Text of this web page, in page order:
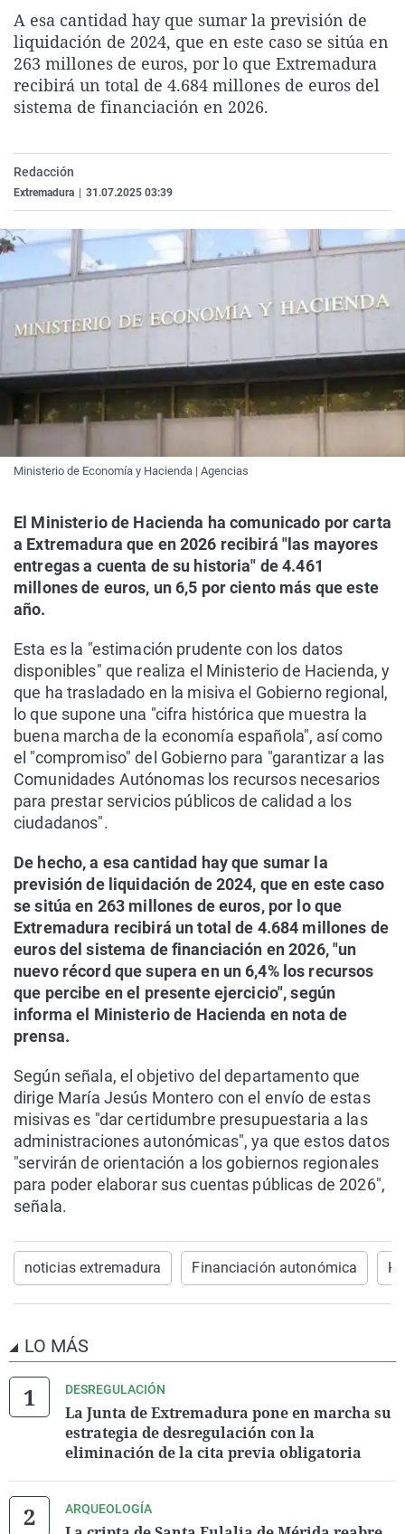
La rosa de los vientos
Gente viajera
Como el perro y el
Caso
Retornados
Equipo de
Operación Viuda
Extremadura
Galicia
La Rioja
Navarra
Virales
Televisión
Elecciones
A esa cantidad hay que sumar la previsión de
liquidación de 2024, que en este caso se sitúa en
263 millones de euros, por lo que Extremadura
recibirá un total de 4.684 millones de euros del
sistema de financiación en 2026.
Redacción
Extremadura 31.07.2025 03:39
Ministerio de Economía y Hacienda | Agencias
El Ministerio de Hacienda ha comunicado por carta
a Extremadura que en 2026 recibirá "las mayores
entregas a cuenta de su historia" de 4.461
millones de euros, un 6,5 por ciento más que este
año.
Esta es la "estimación prudente con los datos
disponibles" que realiza el Ministerio de Hacienda, y
que ha trasladado en la misiva el Gobierno regional,
lo que supone una "cifra histórica que muestra la
buena marcha de la economía española", así como
el "compromiso" del Gobierno para "garantizar a las
Comunidades Autónomas los recursos necesarios
para prestar servicios públicos de calidad a los
ciudadanos".
De hecho, a esa cantidad hay que sumar la
previsión de liquidación de 2024, que en este caso
se sitúa en 263 millones de euros, por lo que
Extremadura recibirá un total de 4.684 millones de
euros del sistema de financiación en 2026, "un
nuevo récord que supera en un 6,4% los recursos
que percibe en el presente ejercicio", según
informa el Ministerio de Hacienda en nota de
prensa.
Según señala, el objetivo del departamento que
dirige María Jesús Montero con el envío de estas
misivas es "dar certidumbre presupuestaria a las
administraciones autonómicas", ya que estos datos
"servirán de orientación a los gobiernos regionales
para poder elaborar sus cuentas públicas de 2026",
señala.
noticias extremadura Financiación autonómica
LO MÁS
DESREGULACIÓN
La Junta de Extremadura pone en marcha su
estrategia de desregulación con la
eliminación de la cita previa obligatoria
ARQUEOLOGÍA